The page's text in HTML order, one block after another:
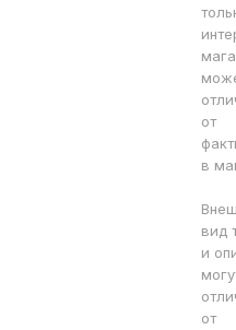
от
в
вид
и
от